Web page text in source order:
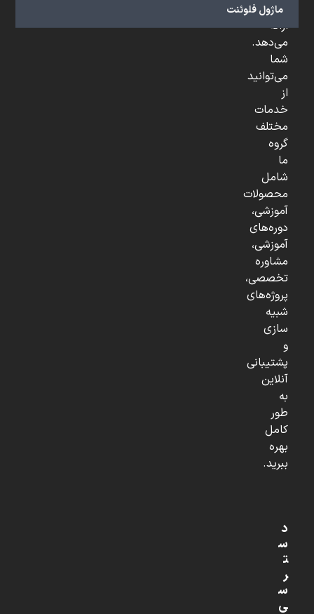
ماژول فلوئنت
...
ارائه
می‌دهد.
شما
می‌توانید
از
خدمات
مختلف
گروه
ما
شامل
محصولات
آموزشی،
دوره‌های
آموزشی،
مشاوره
تخصصی،
پروژه‌های
شبیه
سازی
و
پشتیبانی
آنلاین
به
طور
کامل
بهره
ببرید.
د
س
ت
ر
س
ی